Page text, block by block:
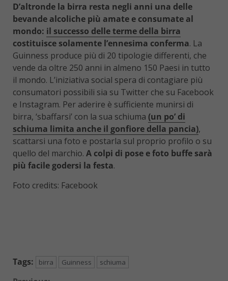
D’altronde la birra resta negli anni una delle
bevande alcoliche più amate e consumate al
mondo: il successo delle terme della birra
costituisce solamente l’ennesima conferma. La
Guinness produce più di 20 tipologie differenti, che
vende da oltre 250 anni in almeno 150 Paesi in tutto
il mondo. L’iniziativa social spera di contagiare più
consumatori possibili sia su Twitter che su Facebook
e Instagram. Per aderire è sufficiente munirsi di
birra, ‘sbaffarsi’ con la sua schiuma (un po’ di
schiuma limita anche il gonfiore della pancia),
scattarsi una foto e postarla sul proprio profilo o su
quello del marchio. A colpi di pose e foto buffe sarà
più facile godersi la festa.
Foto credits: Facebook
Tags: birra Guinness schiuma